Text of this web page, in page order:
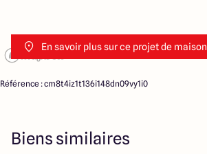
En savoir plus sur ce projet de maison
Référence : cm8t4iz1t136i148dn09vy1i0
Biens similaires